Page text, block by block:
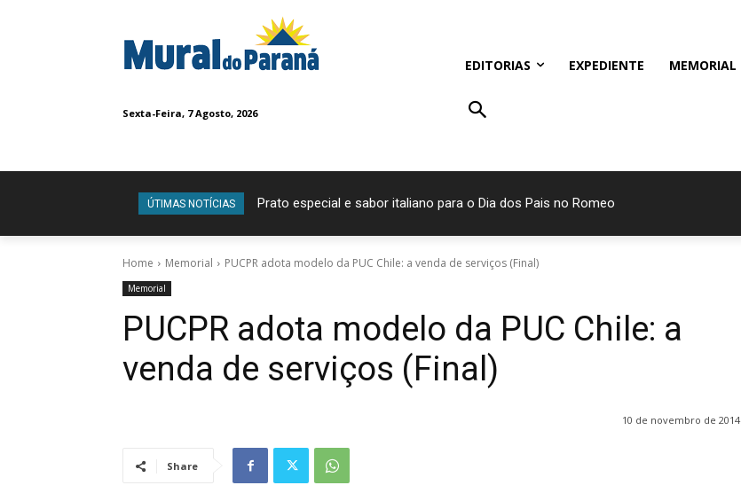
Sexta-Feira, 7 Agosto, 2026
EDITORIAS EXPEDIENTE MEMORIAL
ÚTIMAS NOTÍCIAS Prato especial e sabor italiano para o Dia dos Pais no Romeo
Home Memorial PUCPR adota modelo da PUC Chile: a venda de serviços (Final)
Memorial
PUCPR adota modelo da PUC Chile: a
venda de serviços (Final)
10 de novembro de 2014
Share